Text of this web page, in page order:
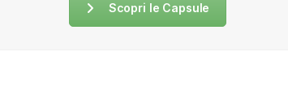
Scopri le Capsule